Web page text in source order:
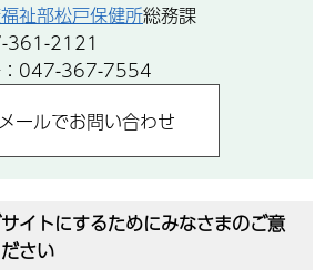
祉部松戸保健所総務課
361-2121
：047-367-7554
イトにするためにみなさまのご意
さい